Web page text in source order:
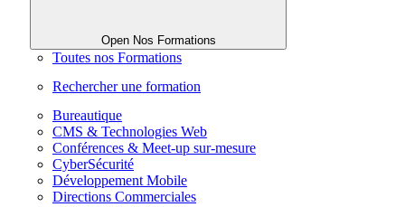
Open Nos Formations
Toutes nos Formations
Rechercher une formation
Bureautique
CMS & Technologies Web
Conférences & Meet-up sur-mesure
CyberSécurité
Développement Mobile
Directions Commerciales